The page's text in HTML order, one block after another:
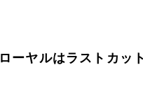
ローヤルはラストカッ